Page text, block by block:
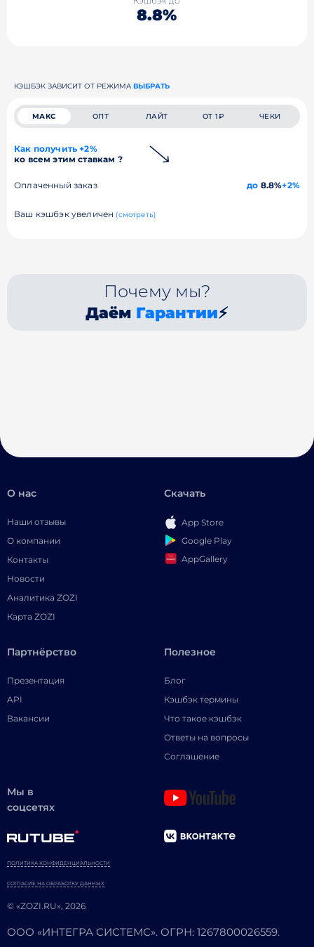
8.8%
КЭШБЭК ЗАВИСИТ ОТ РЕЖИМА ВЫБРАТЬ
МАКС ОПТ ЛАЙТ ОТ 1₽ ЧЕКИ
Как получить +2%
ко всем этим ставкам ?
Оплаченный заказ до 8.8%+2%
Ваш кэшбэк увеличен (смотреть)
Почему мы?
Даём Гарантии⚡
О нас
Наши отзывы
О компании
Контакты
Новости
Аналитика ZOZI
Карта ZOZI
Скачать
App Store
Google Play
AppGallery
Партнёрство
Презентация
API
Вакансии
Полезное
Блог
Кэшбэк термины
Что такое кэшбэк
Ответы на вопросы
Соглашение
Мы в
соцсетях
© «ZOZI.RU», 2026
ПОЛИТИКА КОНФИДЕНЦИАЛЬНОСТИ
СОГЛАСИЕ НА ОБРАБОТКУ ДАННЫХ
ООО «ИНТЕГРА СИСТЕМС». ОГРН: 1267800026559.